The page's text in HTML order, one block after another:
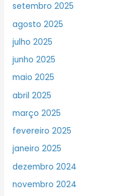
setembro 2025
agosto 2025
julho 2025
junho 2025
maio 2025
abril 2025
março 2025
fevereiro 2025
janeiro 2025
dezembro 2024
novembro 2024